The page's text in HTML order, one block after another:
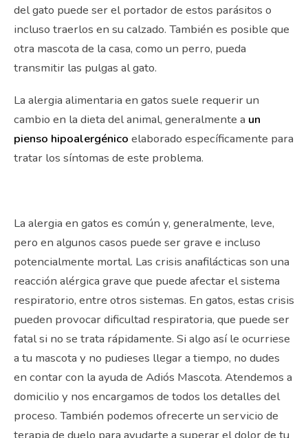
del gato puede ser el portador de estos parásitos o
incluso traerlos en su calzado. También es posible que
otra mascota de la casa, como un perro, pueda
transmitir las pulgas al gato.
La alergia alimentaria en gatos suele requerir un
cambio en la dieta del animal, generalmente a un
pienso hipoalergénico elaborado específicamente para
tratar los síntomas de este problema.
La alergia en gatos es común y, generalmente, leve,
pero en algunos casos puede ser grave e incluso
potencialmente mortal. Las crisis anafilácticas son una
reacción alérgica grave que puede afectar el sistema
respiratorio, entre otros sistemas. En gatos, estas crisis
pueden provocar dificultad respiratoria, que puede ser
fatal si no se trata rápidamente. Si algo así le ocurriese
a tu mascota y no pudieses llegar a tiempo, no dudes
en contar con la ayuda de Adiós Mascota. Atendemos a
domicilio y nos encargamos de todos los detalles del
proceso. También podemos ofrecerte un servicio de
terapia de duelo para ayudarte a superar el dolor de tu